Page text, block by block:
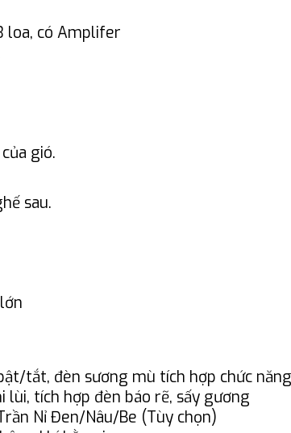
loa, có Amplifer
gió.
sau.
tắt, đèn sương mù tích hợp chức
lùi, tích hợp đèn báo rẽ, sấy gương
Nỉ Đen/Nâu/Be (Tùy chọn)